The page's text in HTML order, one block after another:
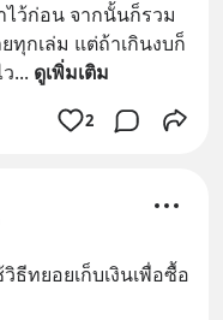
ไว้ก่อน จากนั้นก็รวม
ทุกเล่ม แต่ถ้าเกินงบก็
... ดูเพิ่มเติม
2
ทยอยเก็บเงินเพื่อซื้อ